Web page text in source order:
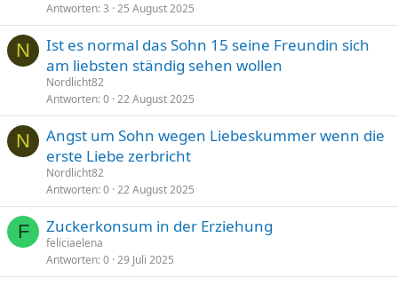
Antworten 3 25 August 2025
N
Ist es normal das Sohn 15 seine Freundin sich
am liebsten ständig sehen wollen
Nordlicht82
Antworten 0 22 August 2025
N
Angst um Sohn wegen Liebeskummer wenn die
erste Liebe zerbricht
Nordlicht82
Antworten 0 22 August 2025
F Zuckerkonsum in der Erziehung
feliciaelena
Antworten 0 29 Juli 2025